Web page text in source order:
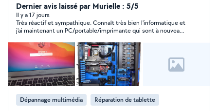
installation informatique. Services proposés : Réparation
et dépannage PC / Mac Installation Windows & macOS
Installation de logiciels (Microsoft Office, Adobe, etc.)
Suppression de virus et optimisation des performances
Configuration imprimantes, réseaux et périphériques
Montage de PC sur mesure Sauvegarde et transfert de
données Assistance et conseils informatiques
Professionnel, sérieux et réactif, je propose un service
fiable et adapté à vos besoins, avec possibilité
d'intervention à domicile. N'hésitez pas à me contacter
pour toute demande ou devis rapide.
Dernier avis laissé par Murielle : 5/5
Il y a 17 jours
Très réactif et sympathique. Connaît très bien l'informatique et
j'ai maintenant un PC/portable/imprimante qui sont à nouveau
Dépannage multimédia Réparation de tablette